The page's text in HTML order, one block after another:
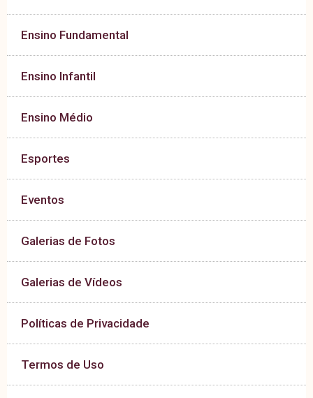
Ensino Fundamental
Ensino Infantil
Ensino Médio
Esportes
Eventos
Galerias de Fotos
Galerias de Vídeos
Políticas de Privacidade
Termos de Uso